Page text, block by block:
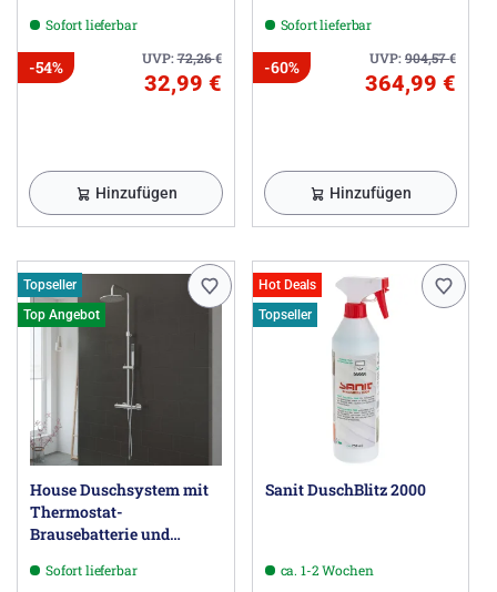
Sofort lieferbar
UVP:72,26€
-54%
32,99 €
Hinzufügen
rundSofort lieferbar
UVP:904,57€
-60%
364,99 €
Hinzufügen
Topseller
Top Angebot
House Duschsystem mit
Thermostat-
Brausebatterie und
Sofort lieferbar
Hot Deals
Topseller
Sanit DuschBlitz 2000
ca. 1-2 Wochen